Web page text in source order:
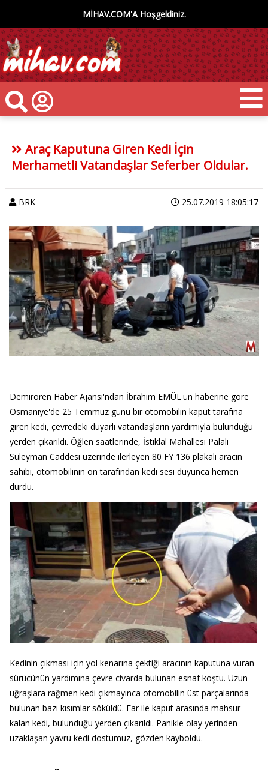
MİHAV.COM'A Hoşgeldiniz.
Araç Kaputuna Giren Kedi İçin
Merhametli Vatandaşlar Seferber Oldular.
BRK 25.07.2019 18:05:17
Demirören Haber Ajansı'ndan İbrahim EMÜL'ün haberine göre
Osmaniye'de 25 Temmuz günü bir otomobilin kaput tarafına
giren kedi, çevredeki duyarlı vatandaşların yardımıyla bulunduğu
yerden çıkarıldı. Öğlen saatlerinde, İstiklal Mahallesi Palalı
Süleyman Caddesi üzerinde ilerleyen 80 FY 136 plakalı aracın
sahibi, otomobilinin ön tarafından kedi sesi duyunca hemen
durdu.
Kedinin çıkması için yol kenarına çektiği aracının kaputuna vuran
sürücünün yardımına çevre civarda bulunan esnaf koştu. Uzun
uğraşlara rağmen kedi çıkmayınca otomobilin üst parçalarında
bulunan bazı kısımlar söküldü. Far ile kaput arasında mahsur
kalan kedi, bulunduğu yerden çıkarıldı. Panikle olay yerinden
uzaklaşan yavru kedi dostumuz, gözden kayboldu.